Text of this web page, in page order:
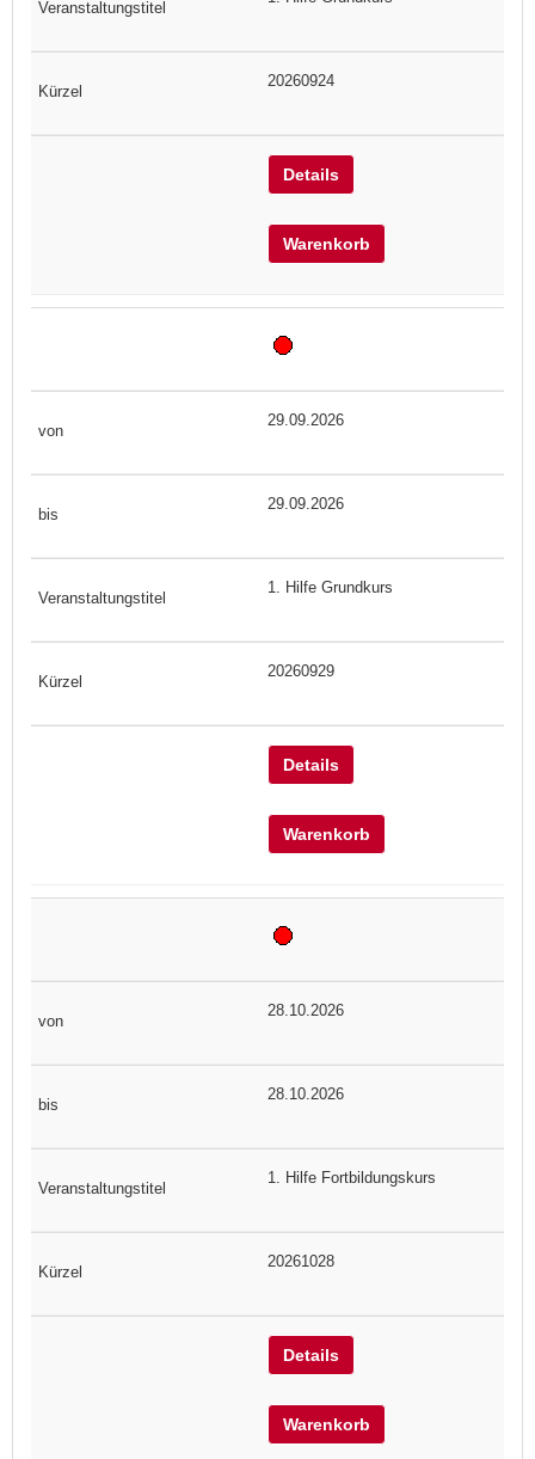
20260924
Details
Warenkorb
29.09.2026
29.09.2026
1. Hilfe Grundkurs
20260929
Details
Warenkorb
28.10.2026
28.10.2026
1. Hilfe Fortbildungskurs
20261028
Details
Warenkorb